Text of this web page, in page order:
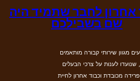
אחרון לחבר שתמיד היה
שם בשבילכם
מגוון שירותי קבורה מותאמים
שנועדו לענות על צרכי הבעלים
מכובדת וכבוד אחרון לחיית